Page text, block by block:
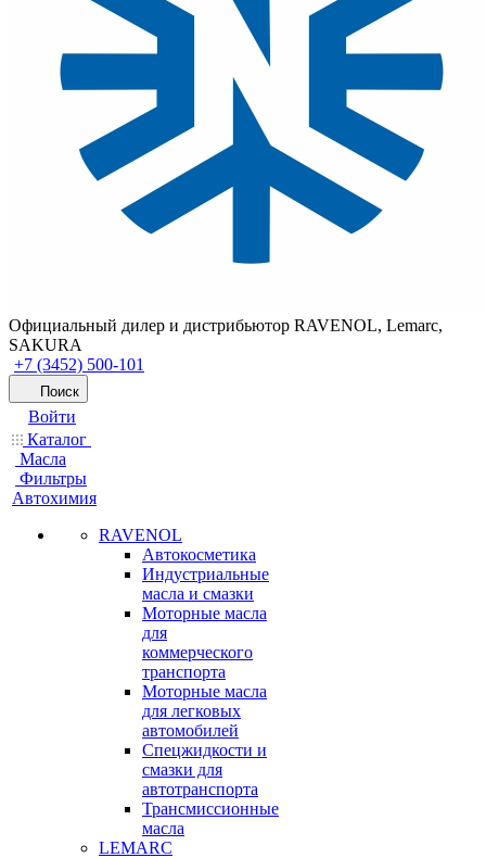
Официальный дилер и дистрибьютор RAVENOL, Lemarc,
SAKURA
+7 (3452) 500-101
Поиск
Войти
Каталог
Масла
Фильтры
Автохимия
RAVENOL
Автокосметика
Индустриальные
масла и смазки
Моторные масла
для
коммерческого
транспорта
Моторные масла
для легковых
автомобилей
Спецжидкости и
смазки для
автотранспорта
Трансмиссионные
масла
LEMARC